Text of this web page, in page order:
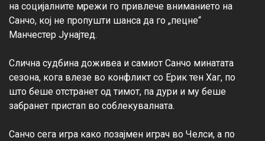
на социјалните мрежи го привлече вниманието на
Санчо, кој не пропушти шанса да го „пецне“
Манчестер Јунајтед.
Слична судбина доживеа и самиот Санчо минатата
сезона, кога влезе во конфликт со Ерик тен Хаг, по
што беше отстранет од тимот, па дури и му беше
забранет пристап во соблекувалната.
Санчо сега игра како позајмен играч во Челси, а по